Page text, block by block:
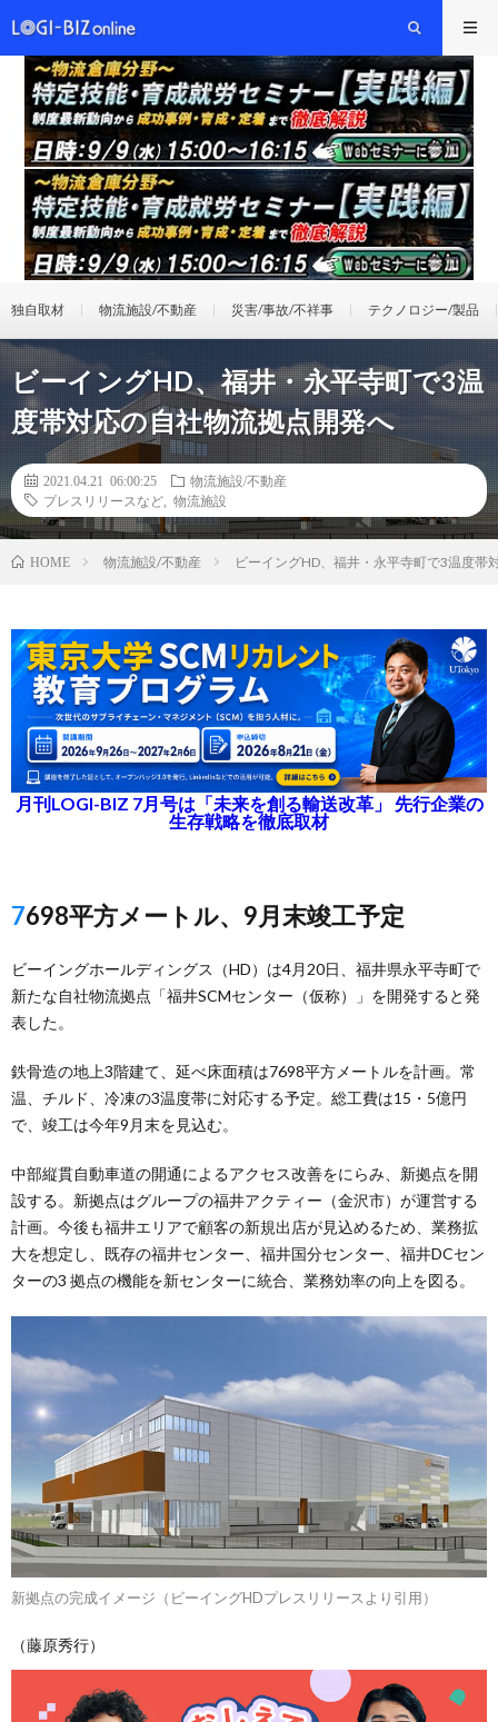
独自取材 物流施設/不動産 災害/事故/不祥事 テクノロジー/製品
ビーイングHD、福井・永平寺町で3温
度帯対応の自社物流拠点開発へ
2021.04.21 06:00:25
物流施設/不動産
プレスリリースなど
物流施設
HOME 物流施設/不動産 ビーイングHD、福井・永平寺町で3温度帯
月刊LOGI-BIZ 7月号は「未来を創る輸送改革」 先行企業の
生存戦略を徹底取材
7698平方メートル、9月末竣工予定
ビーイングホールディングス（HD）は4月20日、福井県永平寺町で
新たな自社物流拠点「福井SCMセンター（仮称）」を開発すると発
表した。
鉄骨造の地上3階建て、延べ床面積は7698平方メートルを計画。常
温、チルド、冷凍の3温度帯に対応する予定。総工費は15・5億円
で、竣工は今年9月末を見込む。
中部縦貫自動車道の開通によるアクセス改善をにらみ、新拠点を開
設する。新拠点はグループの福井アクティー（金沢市）が運営する
計画。今後も福井エリアで顧客の新規出店が見込めるため、業務拡
大を想定し、既存の福井センター、福井国分センター、福井DCセン
ターの3 拠点の機能を新センターに統合、業務効率の向上を図る。
新拠点の完成イメージ（ビーイングHDプレスリリースより引用）
（藤原秀行）